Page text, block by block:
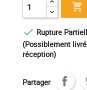

 Rupture
(Possiblement
réception)
Partager